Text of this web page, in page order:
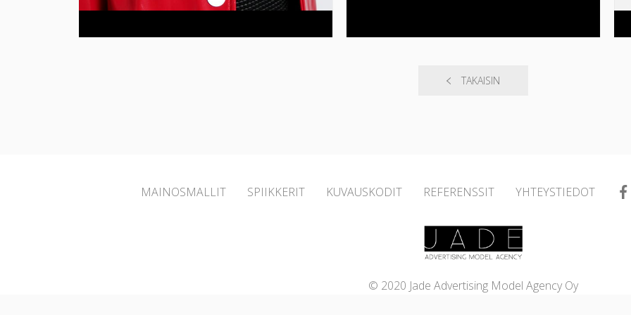
TAKAISIN
MAINOSMALLIT SPIIKKERIT KUVAUSKODIT REFERENSSIT YHTEYSTIEDOT
© 2020 Jade Advertising Model Agency Oy